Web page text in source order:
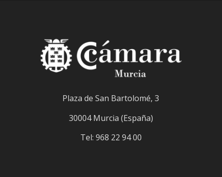
Plaza de San Bartolomé, 3
30004 Murcia (España)
Tel: 968 22 94 00